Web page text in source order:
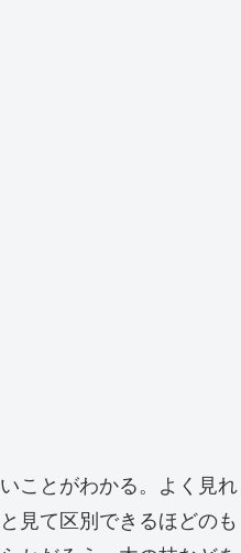
ことがわかる。よく見れ
見て区別できるほどのも